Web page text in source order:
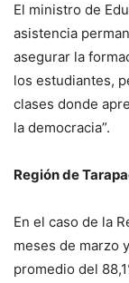
El ministro de
asistencia
asegurar la
los estudiantes,
clases donde
la democracia”.
Región de
En el caso de la
meses de marzo
promedio del